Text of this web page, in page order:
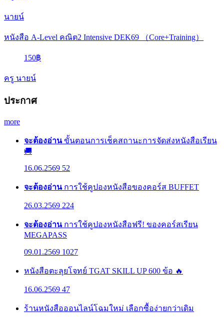
นายน์
หนังสือ A-Level คณิต2 Intensive DEK69 （Core+Training）
150฿
ครู นายน์
ประกาศ
more
จะต้องอ่าน ขั้นตอนการเช็คสถานะการจัดส่งหนังสือเรียน
🚚
16.06.2569 52
จะต้องอ่าน การใช้คูปองหนังสือของคอร์ส BUFFET
26.03.2569 224
จะต้องอ่าน การใช้คูปองหนังสือฟรี! ของคอร์สเรียน
MEGAPASS
09.01.2569 1027
หนังสือตะลุยโจทย์ TGAT SKILL UP 600 ข้อ 🔥
16.06.2569 47
ร้านหนังสือออนไลน์โฉมใหม่ เลือกซื้อง่ายกว่าเดิม